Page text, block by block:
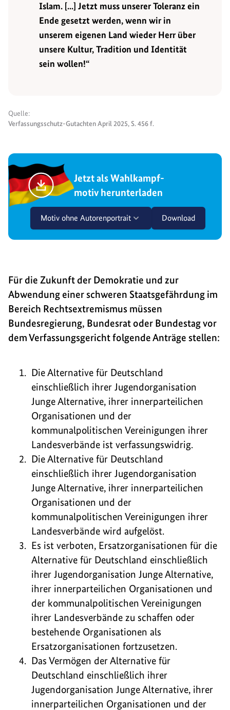
Islam. [...] Jetzt muss unserer Toleranz ein
Ende gesetzt werden, wenn wir in
unserem eigenen Land wieder Herr über
unsere Kultur, Tradition und Identität
sein wollen!“
Quelle:
Verfassungsschutz-Gutachten April 2025, S. 456 f.
Jetzt als Wahlkampf-
motiv herunterladen
Motiv ohne Autorenportrait Download
Für die Zukunft der Demokratie und zur
Abwendung einer schweren Staatsgefährdung im
Bereich Rechtsextremismus müssen
Bundesregierung, Bundesrat oder Bundestag vor
dem Verfassungsgericht folgende Anträge stellen:
Die Alternative für Deutschland
einschließlich ihrer Jugendorganisation
Junge Alternative, ihrer innerparteilichen
Organisationen und der
kommunalpolitischen Vereinigungen ihrer
Landesverbände ist verfassungswidrig.
Die Alternative für Deutschland
einschließlich ihrer Jugendorganisation
Junge Alternative, ihrer innerparteilichen
Organisationen und der
kommunalpolitischen Vereinigungen ihrer
Landesverbände wird aufgelöst.
Es ist verboten, Ersatzorganisationen für die
Alternative für Deutschland einschließlich
ihrer Jugendorganisation Junge Alternative,
ihrer innerparteilichen Organisationen und
der kommunalpolitischen Vereinigungen
ihrer Landesverbände zu schaffen oder
bestehende Organisationen als
Ersatzorganisationen fortzusetzen.
Das Vermögen der Alternative für
Deutschland einschließlich ihrer
Jugendorganisation Junge Alternative, ihrer
innerparteilichen Organisationen und der